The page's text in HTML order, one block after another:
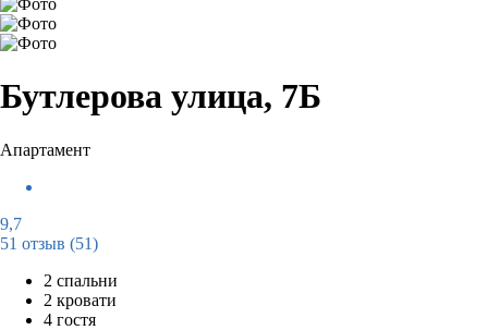
Бутлерова улица, 7Б
Апартамент
9,7
51 отзыв (51)
2 спальни
2 кровати
4 гостя